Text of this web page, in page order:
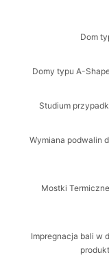
Dom
Domy typu A-
Studium
Wymiana podwalin
Mostki
Impregnacja bali w